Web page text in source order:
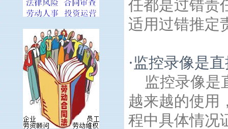
任都是过错责
适用过错推定
·监控录像是
监控录像是
越来越的使用
程中具体情况